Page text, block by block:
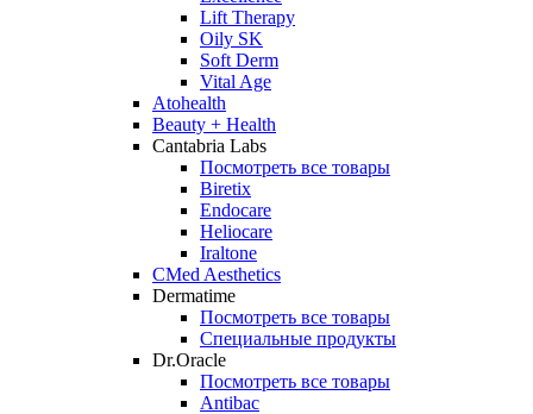
Lift Therapy
Oily SK
Soft Derm
Vital Age
Atohealth
Beauty + Health
Cantabria Labs
Посмотреть все товары
Biretix
Endocare
Heliocare
Iraltone
CMed Aesthetics
Dermatime
Посмотреть все товары
Специальные продукты
Dr.Oracle
Посмотреть все товары
Antibac